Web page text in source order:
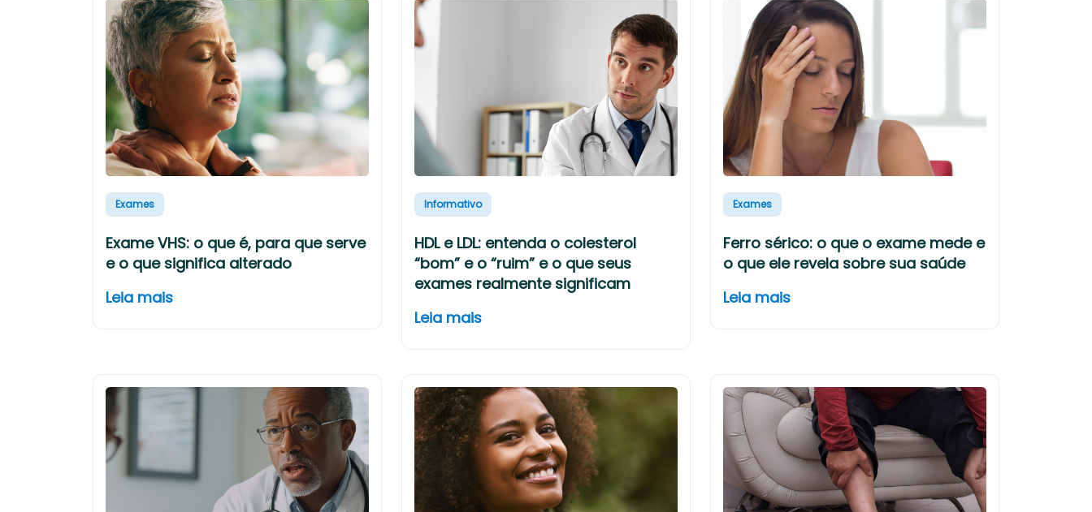
Exames
Exame VHS: o que é, para que serve
e o que significa alterado
Leia mais
Informativo
HDL e LDL: entenda o colesterol
“bom” e o “ruim” e o que seus
exames realmente significam
Leia mais
Exames
Ferro sérico: o que o exame mede e
o que ele revela sobre sua saúde
Leia mais